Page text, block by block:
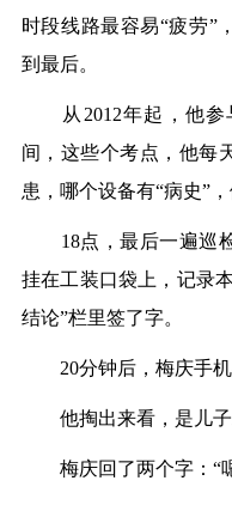
时段线路最容易“疲劳”
到最后。
从2012年起，他参
间，这些个考点，他每
患，哪个设备有“病史”，
18点，最后一遍巡检
挂在工装口袋上，记录
结论”栏里签了字。
20分钟后，梅庆手机
他掏出来看，是儿子
梅庆回了两个字：“